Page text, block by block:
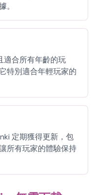
。
適合所有年齡的玩
特別適合年輕玩家的
定期獲得更新，包
所有玩家的體驗保持